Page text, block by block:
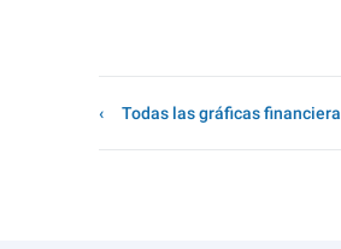
Todas las gráficas